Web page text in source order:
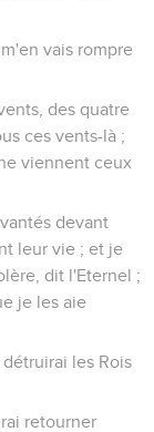
vais rompre
des quatre
ces vents-là ;
viennent ceux
devant
leur vie ; et je
dit l'Eternel ;
je les aie
les Rois
retourner